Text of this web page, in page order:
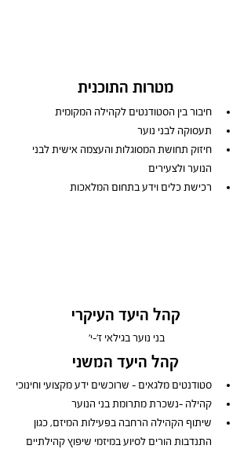
מטרות התוכנית
חיבור בין הסטודנטים לקהילה המקומית
תעסוקה לבני נוער
חיזוק תחושת המסוגלות והעצמה אישית לבני
הנוער ולצעירים
רכישת כלים וידע בתחום המלאכות
קהל היעד העיקרי
בני נוער בגילאי ז'-י'
קהל היעד המשני
סטודנטים מלגאים – שרוכשים ידע מקצועי וחינוכי
קהילה –נשכרת מתרומת בני הנוער
שיתוף הקהילה הרחבה בפעילות המיזם, כגון
התנדבות הורים לסיוע במיזמי שיפוץ קהילתיים